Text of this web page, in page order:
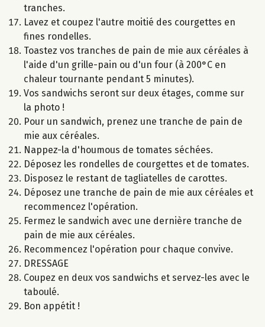
tranches.
Lavez et coupez l'autre moitié des courgettes en
fines rondelles.
Toastez vos tranches de pain de mie aux céréales à
l'aide d'un grille-pain ou d'un four (à 200°C en
chaleur tournante pendant 5 minutes).
Vos sandwichs seront sur deux étages, comme sur
la photo !
Pour un sandwich, prenez une tranche de pain de
mie aux céréales.
Nappez-la d'houmous de tomates séchées.
Déposez les rondelles de courgettes et de tomates.
Disposez le restant de tagliatelles de carottes.
Déposez une tranche de pain de mie aux céréales et
recommencez l'opération.
Fermez le sandwich avec une dernière tranche de
pain de mie aux céréales.
Recommencez l'opération pour chaque convive.
DRESSAGE
Coupez en deux vos sandwichs et servez-les avec le
taboulé.
Bon appétit !